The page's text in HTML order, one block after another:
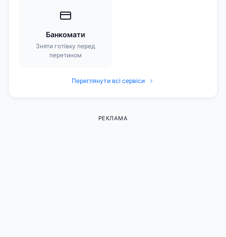
Банкомати
Зняти готівку перед
перетином
Переглянути всі сервіси
РЕКЛАМА